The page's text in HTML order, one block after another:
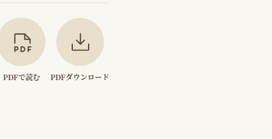
PDFで読む PDFダウンロード